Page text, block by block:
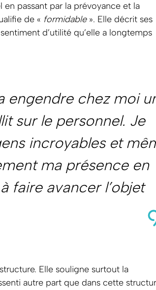
en passant par la prévoyance et la
de « formidable ». Elle décrit ses
d’utilité qu’elle a longtemps
engendre chez moi
sur le personnel. Je
incroyables et
ma présence en
faire avancer l’objet
Elle souligne surtout la
autre part que dans cette